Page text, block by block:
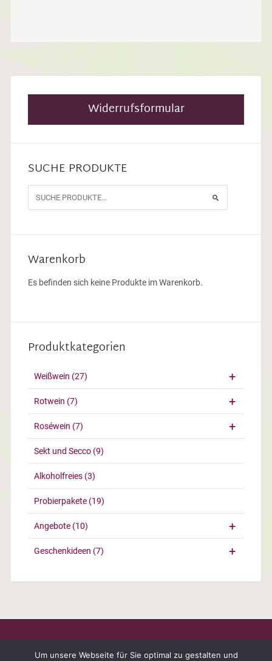
Widerrufsformular
SUCHE PRODUKTE
Warenkorb
Es befinden sich keine Produkte im Warenkorb.
Produktkategorien
Weißwein (27)
Rotwein (7)
Roséwein (7)
Sekt und Secco (9)
Alkoholfreies (3)
Probierpakete (19)
Angebote (10)
Geschenkideen (7)
Um unsere Webseite für Sie optimal zu gestalten und